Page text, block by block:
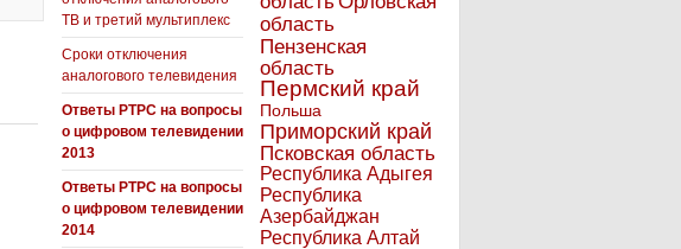
ТВ и третий мультиплекс
Сроки отключения
аналогового телевидения
Ответы РТРС на вопросы
о цифровом телевидении
2013
Ответы РТРС на вопросы
о цифровом телевидении
2014
область
Пензенская
область
Пермский край
Польша
Приморский край
Псковская область
Республика Адыгея
Республика
Азербайджан
Республика Алтай